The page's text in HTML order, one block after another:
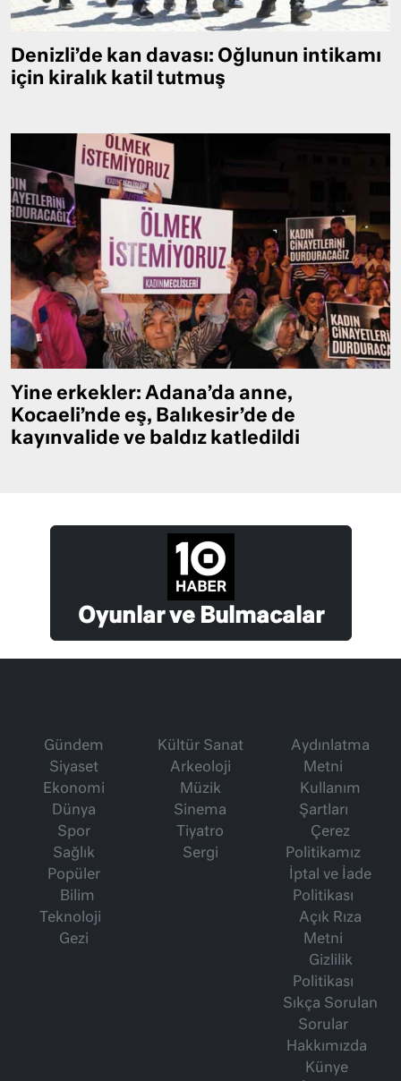
Denizli’de kan davası: Oğlunun intikamı
için kiralık katil tutmuş
Yine erkekler: Adana’da anne,
Kocaeli’nde eş, Balıkesir’de de
kayınvalide ve baldız katledildi
Oyunlar ve Bulmacalar
Gündem
Siyaset
Ekonomi
Dünya
Spor
Sağlık
Popüler
Bilim
Teknoloji
Gezi
Kültür Sanat
Arkeoloji
Müzik
Sinema
Tiyatro
Sergi
Aydınlatma
Metni
Kullanım
Şartları
Çerez
Politikamız
İptal ve İade
Politikası
Açık Rıza
Metni
Gizlilik
Politikası
Sıkça Sorulan
Sorular
Hakkımızda
Künye